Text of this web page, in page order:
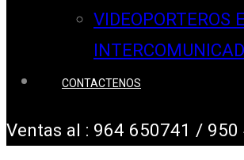
VIDEOPORTEROS E
CONTACTENOS
Ventas al : 964 650741 / 950